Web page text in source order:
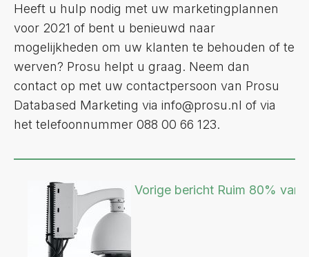
Heeft u hulp nodig met uw marketingplannen
voor 2021 of bent u benieuwd naar
mogelijkheden om uw klanten te behouden of te
werven? Prosu helpt u graag. Neem dan
contact op met uw contactpersoon van Prosu
Databased Marketing via info@prosu.nl of via
het telefoonnummer 088 00 66 123.
Vorige bericht Ruim 80% van